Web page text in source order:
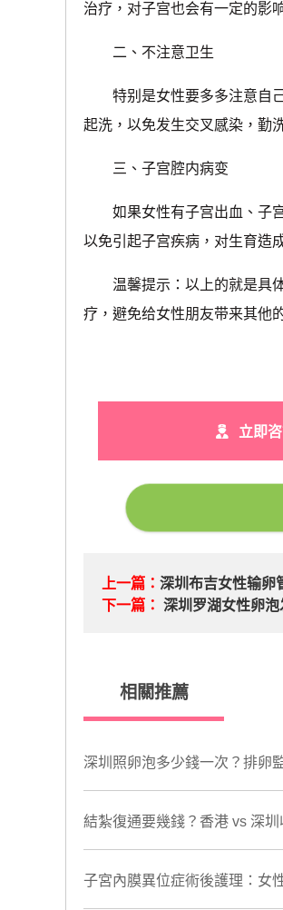
治疗，对子宫也会有一定的影
二、不注意卫生
特别是女性要多多注意自己
起洗，以免发生交叉感染，勤
三、子宫腔内病变
如果女性有子宫出血、子
以免引起子宫疾病，对生育造
温馨提示：以上的就是具体
疗，避免给女性朋友带来其他
立即
上一篇：深圳布吉女性输卵
下一篇： 深圳罗湖女性卵
相關推薦
深圳照卵泡多少錢一次？排卵
結紮復通要幾錢？香港 vs 深
子宮內膜異位症術後護理：女